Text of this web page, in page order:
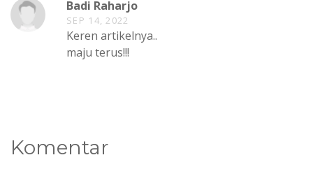
Badi Raharjo
SEP 14, 2022
Keren artikelnya..
maju terus!!!
Komentar